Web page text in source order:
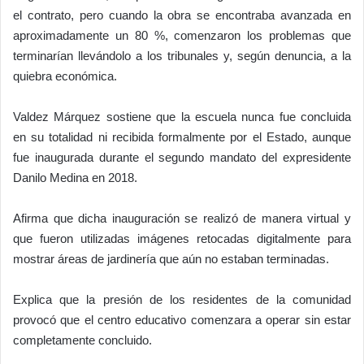
el contrato, pero cuando la obra se encontraba avanzada en
aproximadamente un 80 %, comenzaron los problemas que
terminarían llevándolo a los tribunales y, según denuncia, a la
quiebra económica.
Valdez Márquez sostiene que la escuela nunca fue concluida
en su totalidad ni recibida formalmente por el Estado, aunque
fue inaugurada durante el segundo mandato del expresidente
Danilo Medina en 2018.
Afirma que dicha inauguración se realizó de manera virtual y
que fueron utilizadas imágenes retocadas digitalmente para
mostrar áreas de jardinería que aún no estaban terminadas.
Explica que la presión de los residentes de la comunidad
provocó que el centro educativo comenzara a operar sin estar
completamente concluido.